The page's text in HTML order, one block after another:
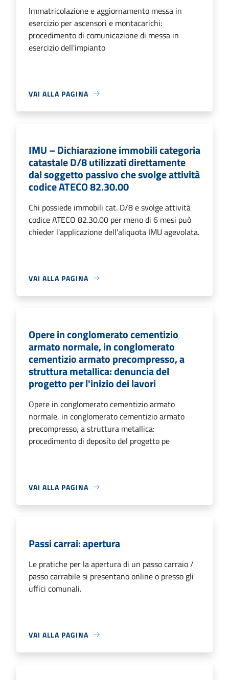
Immatricolazione e aggiornamento messa in
esercizio per ascensori e montacarichi:
procedimento di comunicazione di messa in
esercizio dell'impianto
VAI ALLA PAGINA
IMU – Dichiarazione immobili categoria
catastale D/8 utilizzati direttamente
dal soggetto passivo che svolge attività
codice ATECO 82.30.00
Chi possiede immobili cat. D/8 e svolge attività
codice ATECO 82.30.00 per meno di 6 mesi può
chieder l'applicazione dell'aliquota IMU agevolata.
VAI ALLA PAGINA
Opere in conglomerato cementizio
armato normale, in conglomerato
cementizio armato precompresso, a
struttura metallica: denuncia del
progetto per l'inizio dei lavori
Opere in conglomerato cementizio armato
normale, in conglomerato cementizio armato
precompresso, a struttura metallica:
procedimento di deposito del progetto pe
VAI ALLA PAGINA
Passi carrai: apertura
Le pratiche per la apertura di un passo carraio /
passo carrabile si presentano online o presso gli
uffici comunali.
VAI ALLA PAGINA